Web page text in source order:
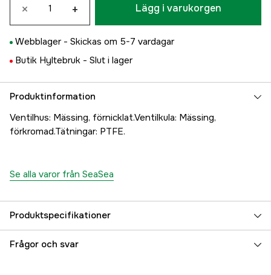
× + Lägg i varukorgen
Webblager - Skickas om 5-7 vardagar
Butik Hyltebruk - Slut i lager
Produktinformation
Ventilhus: Mässing, förnicklat.Ventilkula: Mässing,
förkromad.Tätningar: PTFE.
Se alla varor från SeaSea
Produktspecifikationer
Referensnummer 5000020328
Frågor och svar